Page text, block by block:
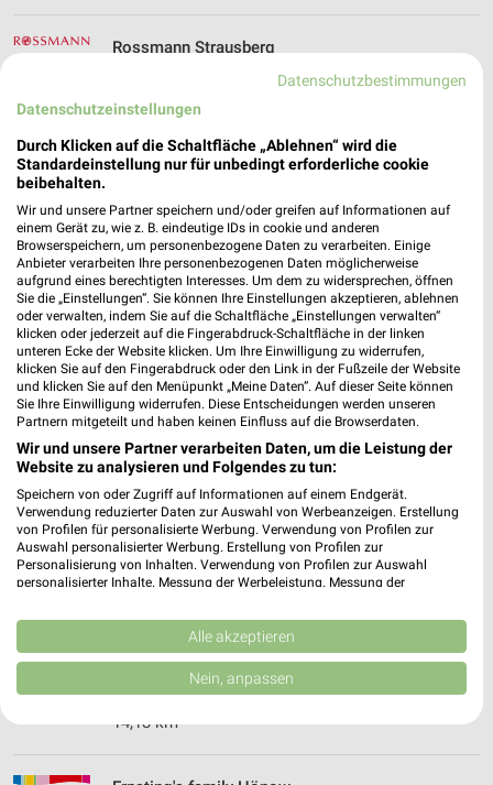
Rossmann Strausberg
31,62 km • Angebote: 3 Prospekte
Ernsting's family Strausberg
Herrenseeallee 15
15344 Strausberg
Heute
geschlossen
31,62 km
Ernsting's family Schwedt Oder
Platz der Befreiung 1
16303 Schwedt Oder
Heute
geschlossen
84,34 km
❯
Walter-Friedrich-Str. 2
13125 Berlin
geschlossen
14,13 km
Datenschutzbestimmungen
Datenschutzeinstellungen
Durch Klicken auf die Schaltfläche „Ablehnen“ wird die
Standardeinstellung nur für unbedingt erforderliche cookie
beibehalten.
Wir und unsere Partner speichern und/oder greifen auf Informationen auf
einem Gerät zu, wie z. B. eindeutige IDs in cookie und anderen
Browserspeichern, um personenbezogene Daten zu verarbeiten. Einige
Anbieter verarbeiten Ihre personenbezogenen Daten möglicherweise
aufgrund eines berechtigten Interesses. Um dem zu widersprechen, öffnen
Sie die „Einstellungen“. Sie können Ihre Einstellungen akzeptieren, ablehnen
oder verwalten, indem Sie auf die Schaltfläche „Einstellungen verwalten“
klicken oder jederzeit auf die Fingerabdruck-Schaltfläche in der linken
unteren Ecke der Website klicken. Um Ihre Einwilligung zu widerrufen,
klicken Sie auf den Fingerabdruck oder den Link in der Fußzeile der Website
und klicken Sie auf den Menüpunkt „Meine Daten“. Auf dieser Seite können
Sie Ihre Einwilligung widerrufen. Diese Entscheidungen werden unseren
Partnern mitgeteilt und haben keinen Einfluss auf die Browserdaten.
Wir und unsere Partner verarbeiten Daten, um die Leistung der
Website zu analysieren und Folgendes zu tun:
Speichern von oder Zugriff auf Informationen auf einem Endgerät.
Verwendung reduzierter Daten zur Auswahl von Werbeanzeigen. Erstellung
von Profilen für personalisierte Werbung. Verwendung von Profilen zur
Auswahl personalisierter Werbung. Erstellung von Profilen zur
Personalisierung von Inhalten. Verwendung von Profilen zur Auswahl
personalisierter Inhalte. Messung der Werbeleistung. Messung der
Kombinationen von Daten aus verschiedenen Quellen. Entwicklung und
Verbesserung der Angebote. Verwendung reduzierter Daten zur Auswahl
von Inhalten.
Daten können außerhalb der Europäischen Union weitergegeben und in die
Website/App.
Alle akzeptieren
Nein, anpassen